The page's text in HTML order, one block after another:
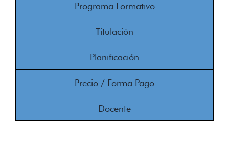
Programa Formativo
Titulación
Planificación
Precio / Forma Pago
Docente